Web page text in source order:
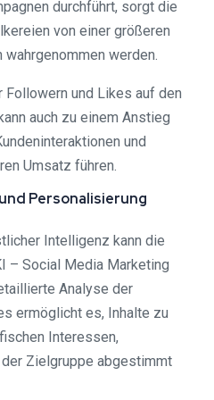
durchführt, sorgt die
von einer größeren
werden.
Followern und Likes auf den
auch zu einem Anstieg
und
Umsatz führen.
Personalisierung
Intelligenz kann die
– Social Media Marketing
Analyse der
ermöglicht es, Inhalte zu
Interessen,
Zielgruppe abgestimmt